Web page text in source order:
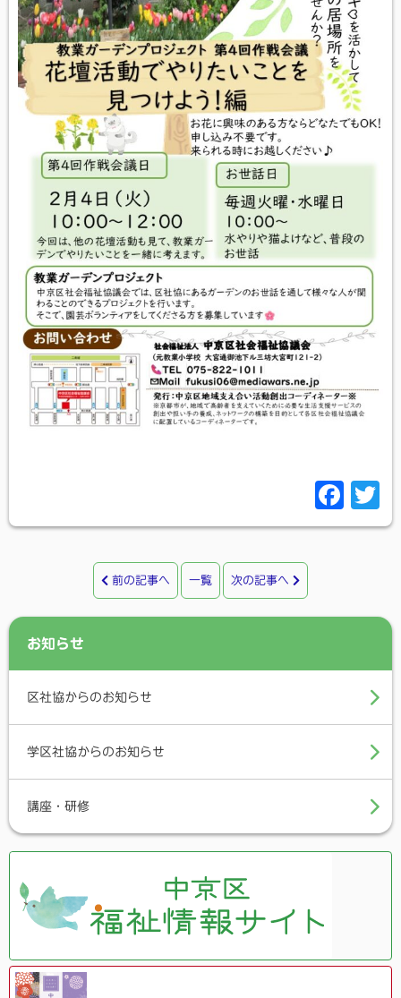
F
a
b
o
t
e
r
前の記事へ 一覧 次の記事へ
お知らせ
区社協からのお知らせ
学区社協からのお知らせ
講座・研修